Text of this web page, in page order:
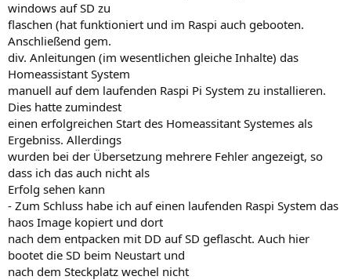
windows auf SD zu
flaschen (hat funktioniert und im Raspi auch gebooten.
Anschließend gem.
div. Anleitungen (im wesentlichen gleiche Inhalte) das
Homeassistant System
manuell auf dem laufenden Raspi Pi System zu installieren.
Dies hatte zumindest
einen erfolgreichen Start des Homeassitant Systemes als
Ergebniss. Allerdings
wurden bei der Übersetzung mehrere Fehler angezeigt, so
dass ich das auch nicht als
Erfolg sehen kann
- Zum Schluss habe ich auf einen laufenden Raspi System das
haos Image kopiert und dort
nach dem entpacken mit DD auf SD geflascht. Auch hier
bootet die SD beim Neustart und
nach dem Steckplatz wechel nicht